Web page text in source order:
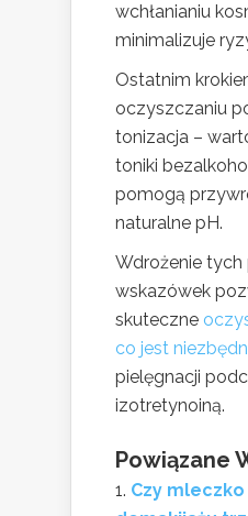
wchłanianiu
minimalizuje
Ostatnim
oczyszczaniu
tonizacja –
toniki
pomogą
naturalne pH.
Wdrożenie tych
wskazówek
skuteczne
co jest
pielęgnacji
izotretynoiną.
Powiązane
Czy